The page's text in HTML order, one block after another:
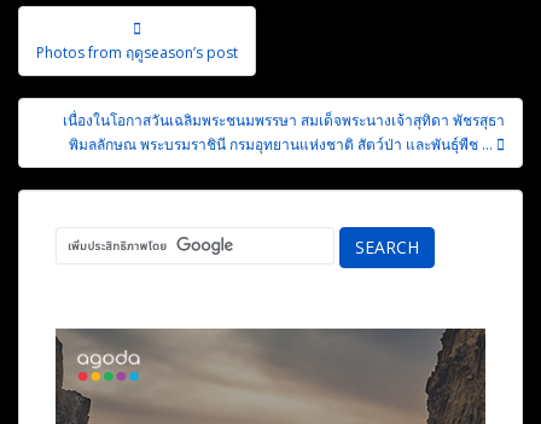
แนะแนว
เรื่อง
Photos from ฤดูseason’s post
เนื่องในโอกาสวันเฉลิมพระชนมพรรษา สมเด็จพระนางเจ้าสุทิดา พัชรสุธา
พิมลลักษณ พระบรมราชินี กรมอุทยานแห่งชาติ สัตว์ป่า และพันธุ์พืช …